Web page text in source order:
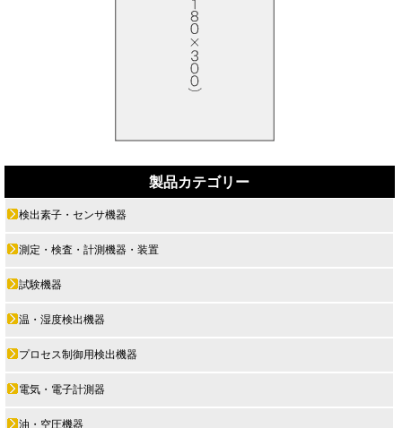
製品カテゴリー
検出素子・センサ機器
測定・検査・計測機器・装置
試験機器
温・湿度検出機器
プロセス制御用検出機器
電気・電子計測器
油・空圧機器